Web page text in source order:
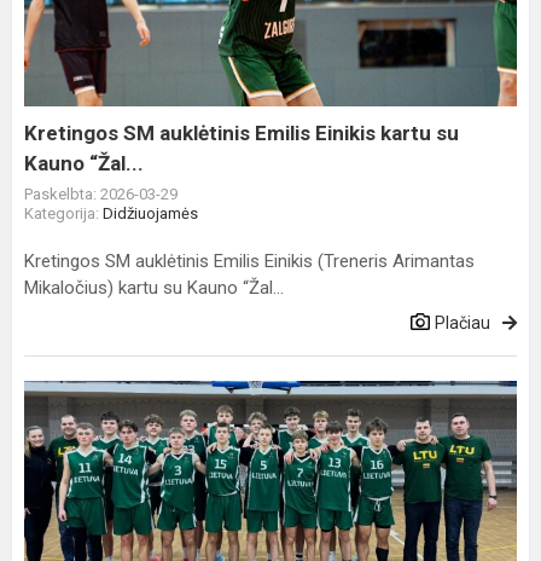
Emilis
Einikis
kartu
Kauno
“Žal...
Kretingos SM auklėtinis Emilis Einikis kartu su
Kauno “Žal...
Paskelbta: 2026-03-29
Kategorija: Didžiuojamės
Kretingos SM auklėtinis Emilis Einikis (Treneris Arimantas
Mikaločius) kartu su Kauno “Žal...
Plačiau
Lietuvos
krepšinio
U15
stovykloje
Kretingos
SM